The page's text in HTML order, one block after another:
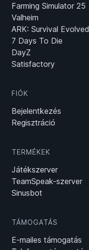
Farming Simulator 25
Valheim
ARK: Survival Evolved
7 Days To Die
DayZ
Satisfactory
FIÓK
Bejelentkezés
Regisztráció
TERMÉKEK
Játékszerver
TeamSpeak-szerver
Sinusbot
TÁMOGATÁS
E-mailes támogatás